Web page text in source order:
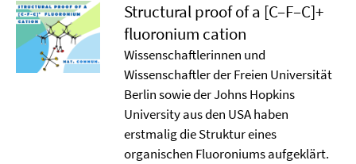
Structural proof of a [C–F–C]+
ﬂuoronium cation
Wissenschaftlerinnen und
Wissenschaftler der Freien Universität
Berlin sowie der Johns Hopkins
University aus den USA haben
erstmalig die Struktur eines
organischen Fluoroniums aufgeklärt.